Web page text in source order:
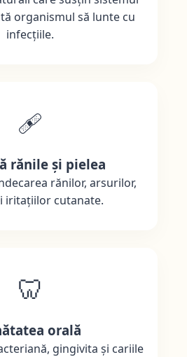
organismul să lunte cu
infecțiile.
🩹
rănile și pielea
rănilor, arsurilor,
iritațiilor cutanate.
🦷
orală
gingivita și cariile